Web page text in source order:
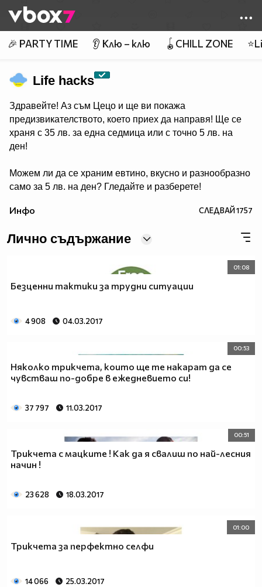
👾
🎉 PARTY TIME 👂 Клю – клю 🪀CHILL ZONE
Life hacks
Здравейте! Аз съм Цецо и ще ви покажа
предизвикателството, което приех да направя! Ще се
храня с 35 лв. за една седмица или с точно 5 лв. на
ден!
Можем ли да се храним евтино, вкусно и разнообразно
само за 5 лв. на ден? Гледайте и разберете!
Инфо СЛЕДВАЙ1757
Лично съдържание
01:08
Безценни тактики за трудни ситуации
4 908 04.03.2017
00:53
Няколко трикчета, които ще те накарат да се
чувстваш по-добре в ежедневието си!
37 797 11.03.2017
00:51
Трикчета с мацките ! Как да я свалиш по най-лесния
начин !
23 628 18.03.2017
01:00
Трикчета за перфектно селфи
14 066 25.03.2017